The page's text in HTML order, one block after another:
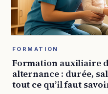
FORMATION
Formation auxiliaire
alternance : durée,
tout ce qu’il faut